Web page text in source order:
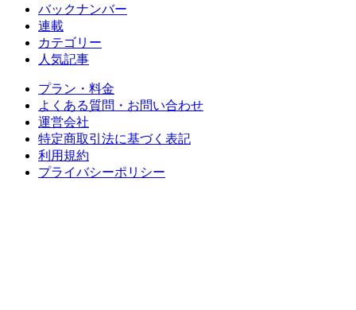
バックナンバー
連載
カテゴリー
人気記事
プラン・料金
よくある質問・お問い合わせ
運営会社
特定商取引法に基づく表記
利用規約
プライバシーポリシー